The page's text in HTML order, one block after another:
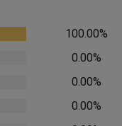
100.00%
0.00%
0.00%
0.00%